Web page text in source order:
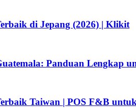
di Jepang (2026) | Klikit
Panduan Lengkap
Taiwan | POS F&B